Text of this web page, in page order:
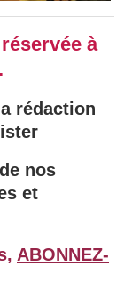
à
rédaction
nos
et
ABONNEZ-